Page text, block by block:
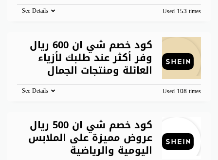
Used 153 times
See Details
كود خصم شي ان 600 ريال
وفر أكثر عند طلبك لأزياء
العائلة ومنتجات الجمال
Used 108 times
See Details
كود خصم شي ان 500 ريال
عروض مميزة على الملابس
اليومية والرياضية